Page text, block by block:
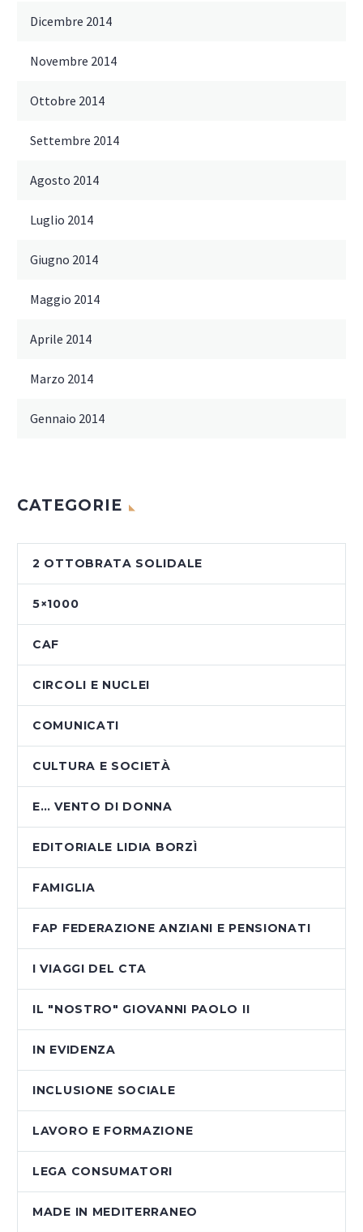
Dicembre 2014
Novembre 2014
Ottobre 2014
Settembre 2014
Agosto 2014
Luglio 2014
Giugno 2014
Maggio 2014
Aprile 2014
Marzo 2014
Gennaio 2014
CATEGORIE
2 OTTOBRATA SOLIDALE
5×1000
CAF
CIRCOLI E NUCLEI
COMUNICATI
CULTURA E SOCIETÀ
E… VENTO DI DONNA
EDITORIALE LIDIA BORZÌ
FAMIGLIA
FAP FEDERAZIONE ANZIANI E PENSIONATI
I VIAGGI DEL CTA
IL "NOSTRO" GIOVANNI PAOLO II
IN EVIDENZA
INCLUSIONE SOCIALE
LAVORO E FORMAZIONE
LEGA CONSUMATORI
MADE IN MEDITERRANEO